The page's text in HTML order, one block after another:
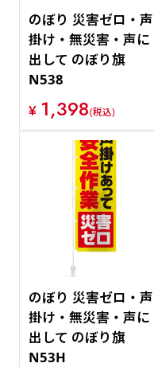
のぼり 災害ゼロ・声
掛け・無災害・声に
出して のぼり旗
N538
¥ 1,398(税込)
のぼり 災害ゼロ・声
掛け・無災害・声に
出して のぼり旗
N53H